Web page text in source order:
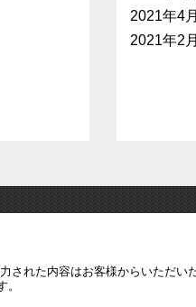
2021年4月
2021年2月
された内容はお客様からいただい